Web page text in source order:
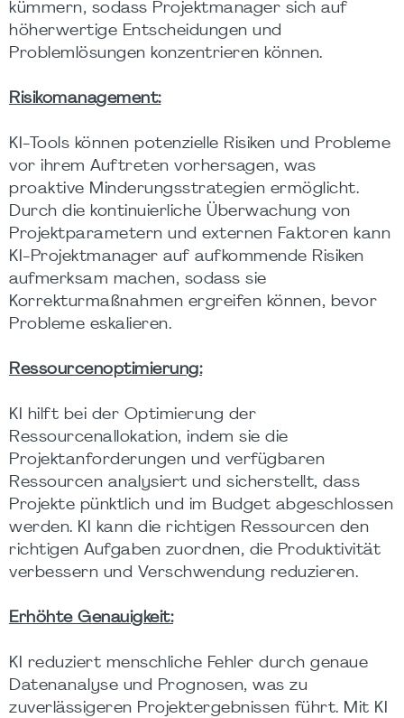
kümmern, sodass Projektmanager sich auf
höherwertige Entscheidungen und
Problemlösungen konzentrieren können.
Risikomanagement:
KI-Tools können potenzielle Risiken und Probleme
vor ihrem Auftreten vorhersagen, was
proaktive Minderungsstrategien ermöglicht.
Durch die kontinuierliche Überwachung von
Projektparametern und externen Faktoren kann
KI-Projektmanager auf aufkommende Risiken
aufmerksam machen, sodass sie
Korrekturmaßnahmen ergreifen können, bevor
Probleme eskalieren.
Ressourcenoptimierung:
KI hilft bei der Optimierung der
Ressourcenallokation, indem sie die
Projektanforderungen und verfügbaren
Ressourcen analysiert und sicherstellt, dass
Projekte pünktlich und im Budget abgeschlossen
werden. KI kann die richtigen Ressourcen den
richtigen Aufgaben zuordnen, die Produktivität
verbessern und Verschwendung reduzieren.
Erhöhte Genauigkeit:
KI reduziert menschliche Fehler durch genaue
Datenanalyse und Prognosen, was zu
zuverlässigeren Projektergebnissen führt. Mit KI